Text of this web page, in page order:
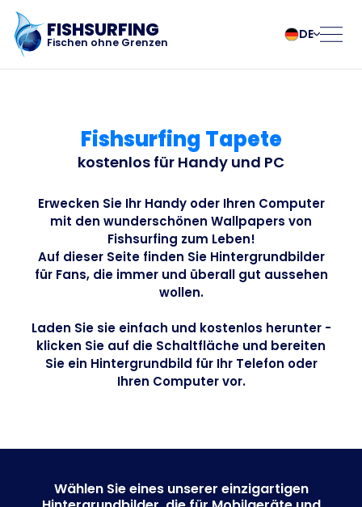
FISHSURFING
Fischen ohne Grenzen
DE
Dansk
Deutsch
Español
Français
Italiano
Magyar
Nederlands
Português
Românesc
Slovenčina
Suomalainen
Türk
Startseite
Blog
Über die App
Business
Fishsurfing Tapete
kostenlos für Handy und PC
Erwecken Sie Ihr Handy oder Ihren Computer
mit den wunderschönen Wallpapers von
Fishsurfing zum Leben!
Auf dieser Seite finden Sie Hintergrundbilder
für Fans, die immer und überall gut aussehen
wollen.
Laden Sie sie einfach und kostenlos herunter -
klicken Sie auf die Schaltfläche und bereiten
Sie ein Hintergrundbild für Ihr Telefon oder
Ihren Computer vor.
Wählen Sie eines unserer einzigartigen